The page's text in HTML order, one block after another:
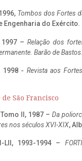
Tombos dos Fortes
Engenharia do Exército.
1997 – Relação dos
Barão de Bastos
1998 - Revista aos
de São Francisco
II, 1987 – Da
nos séculos XVI-XIX,
LII, 1993-1994 –